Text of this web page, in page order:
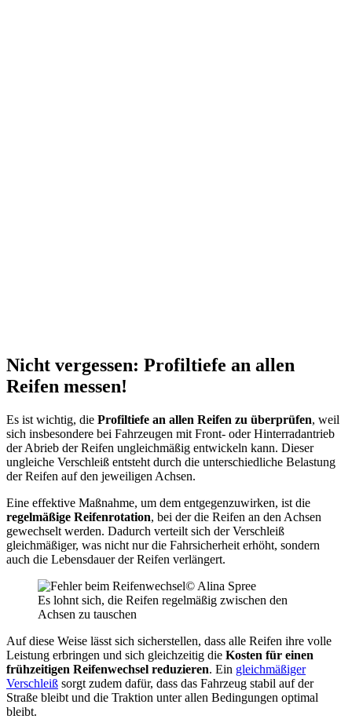
Nicht vergessen: Profiltiefe an allen
Reifen messen!
Es ist wichtig, die Profiltiefe an allen Reifen zu überprüfen, weil
sich insbesondere bei Fahrzeugen mit Front- oder Hinterradantrieb
der Abrieb der Reifen ungleichmäßig entwickeln kann. Dieser
ungleiche Verschleiß entsteht durch die unterschiedliche Belastung
der Reifen auf den jeweiligen Achsen.
Eine effektive Maßnahme, um dem entgegenzuwirken, ist die
regelmäßige Reifenrotation, bei der die Reifen an den Achsen
gewechselt werden. Dadurch verteilt sich der Verschleiß
gleichmäßiger, was nicht nur die Fahrsicherheit erhöht, sondern
auch die Lebensdauer der Reifen verlängert.
© Alina Spree
Es lohnt sich, die Reifen regelmäßig zwischen den
Achsen zu tauschen
Auf diese Weise lässt sich sicherstellen, dass alle Reifen ihre volle
Leistung erbringen und sich gleichzeitig die Kosten für einen
frühzeitigen Reifenwechsel reduzieren. Ein gleichmäßiger
Verschleiß sorgt zudem dafür, dass das Fahrzeug stabil auf der
Straße bleibt und die Traktion unter allen Bedingungen optimal
bleibt.